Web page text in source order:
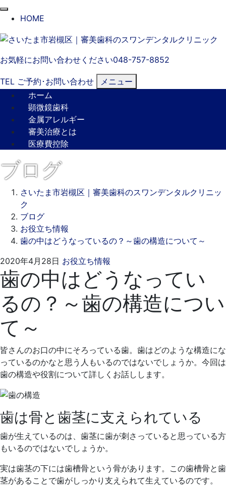
る
HOME
お気軽にお問い合わせください048-757-8852
TEL ご予約･ お問い合わせ
メニュー
ホーム
顕微鏡歯科
金属アレルギー
審美治療とは
医療費控除
ブログ
さいたま市岩槻区｜審美歯科のスワンデンタルクリニッ
ク
ブログ
お役立ち情報
歯の中はどうなっているの？～歯の構造について～
2020年4月28日 お役立ち情報
年
9
月
17
ワ
ン
デ
ン
ク
リ
ニ
ッ
歯の中はどうなってい
るの？～歯の構造につい
て～
皆さんのお口の中にそろっている歯。歯はどのような構造にな
っているのかなと思う人もいるのではないでしょうか。今回は
歯の構造や役割について詳しくお話しします。
歯は骨と歯茎に支えられている
歯が生えているのは、歯茎に歯が刺さっていると思っている方
もいるのではないでしょうか。
実は歯茎の下には歯槽骨という骨があります。この歯槽骨と歯
茎があることで歯がしっかり支えられて生えているのです。